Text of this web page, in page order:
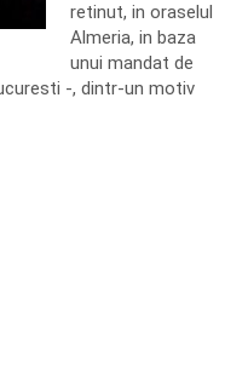
retinut, in oraselul
Almeria, in baza
unui mandat de
-, dintr-un motiv